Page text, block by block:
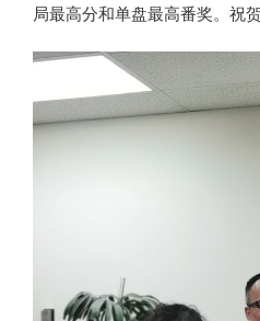
局最高分和单盘最高番奖。祝